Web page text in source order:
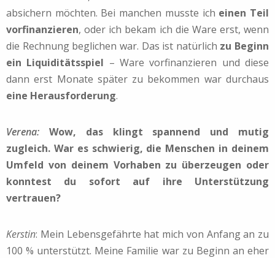
absichern möchten. Bei manchen musste ich einen Teil
vorfinanzieren, oder ich bekam ich die Ware erst, wenn
die Rechnung beglichen war. Das ist natürlich zu Beginn
ein Liquiditätsspiel – Ware vorfinanzieren und diese
dann erst Monate später zu bekommen war durchaus
eine Herausforderung.
Verena: Wow, das klingt spannend und mutig
zugleich. War es schwierig, die Menschen in deinem
Umfeld von deinem Vorhaben zu überzeugen oder
konntest du sofort auf ihre Unterstützung
vertrauen?
Kerstin: Mein Lebensgefährte hat mich von Anfang an zu
100 % unterstützt. Meine Familie war zu Beginn an eher